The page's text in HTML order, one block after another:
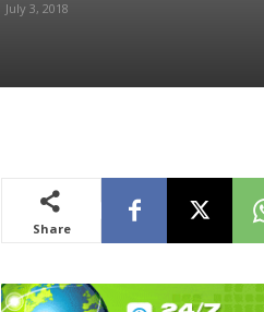
July 3, 2018
Share